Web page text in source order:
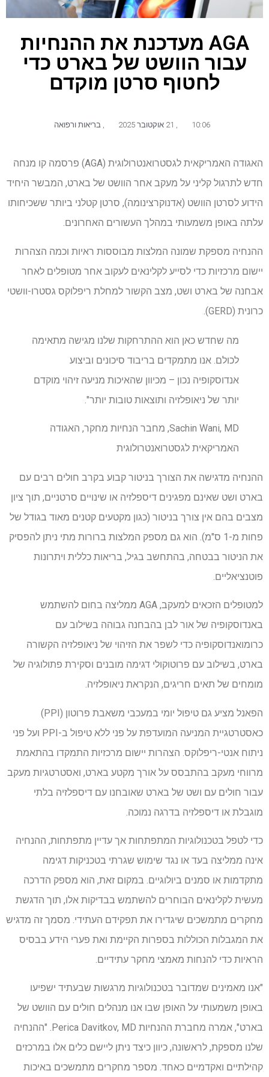
AGA מעדכנת את ההנחיות
עבור הוושט של בארט כדי
לחטוף סרטן מוקדם
10:06 בריאות ורפואה
האגודה האמריקאית לגסטרואנטרולוגית (AGA) פרסמה קו מנחה
חדש לתרגול קליני על מעקב אחר הוושט של בארט, המבשר היחיד
הידוע לסרטן הוושט (אדנוקרצינומה), סרטן קטלני ביותר ששכיחותו
עלתה באופן משמעותי במהלך העשורים האחרונים.
ההנחיה מספקת שמונה המלצות מבוססות ראיות וכמה הצהרות
יישום מרכזיות כדי לסייע לקלינאים לעקוב אחר מטופלים לאחר
אבחנה של בארט ושט, מצב הקשור למחלת ריפלוקס גסטרו-וושטי
כרונית (GERD).
מה שחדש כאן הוא ההתרחקות שלנו מגישה מתאימה
לכולם. אנו מתמקדים בריבוד סיכונים וביצוע
אנדוסקופיה נכון – מכיוון שהאיכות מניעה זיהוי מוקדם
יותר של ניאופלזיה ותוצאות טובות יותר".
Sachin Wani, MD, מחבר הנחיות מחקר, האגודה
האמריקאית לגסטרואנטרולוגית
ההנחיה מדגישה את הצורך בניטור קבוע בקרב חולים רבים עם
בארט ושט שאינם מפגינים דיספלזיה או שינויים סרטניים, תוך ציון
מצבים בהם אין צורך בניטור (כגון מקטעים קטנים מאוד בגודל של
פחות מ-1 ס"מ). הוא גם מספק המלצות ברורות מתי ניתן להפסיק
את הניטור בבטחה, בהתחשב בגיל, בריאות כללית ויתרונות
פוטנציאליים.
למטופלים הזכאים למעקב, AGA ממליצה בחום להשתמש
באנדוסקופיה של אור לבן בהבחנה גבוהה בשילוב עם
כרומואנדוסקופיה כדי לשפר את הזיהוי של ניאופלזיה הקשורה
בארט, בשילוב עם פרוטוקולי דגימה מובנים וסקירת פתולוגיה של
מומחים של תאים חריגים, הנקראת ניאופלזיה.
הפאנל מציע גם טיפול יומי במעכבי משאבת פרוטון (PPI)
כאסטרטגיית המניעה המועדפת על פני ללא טיפול ב-PPI ועל פני
ניתוח אנטי-ריפלוקס. הצהרות יישום מרכזיות התמקדו בהתאמת
מרווחי מעקב בהתבסס על אורך מקטע בארט, ואסטרטגיות מעקב
עבור חולים עם ושט של בארט שאובחנו עם דיספלזיה בלתי
מוגבלת או דיספלזיה בדרגה נמוכה.
כדי לטפל בטכנולוגיות המתפתחות אך עדיין מתפתחות, ההנחיה
אינה ממליצה בעד או נגד שימוש שגרתי בטכניקות דגימה
מתקדמות או סמנים ביולוגיים. במקום זאת, הוא מספק הדרכה
מעשית לקלינאים הבוחרים להשתמש בבדיקות אלו, תוך הדגשת
מחקרים מתמשכים שיגדירו את תפקידם העתידי. מסמך זה מדגיש
את המגבלות הכוללות בספרות הקיימת ואת פערי הידע בבסיס
הראיות כדי להנחות מאמצי מחקר עתידיים.
"אנו מאמינים שמדובר בטכנולוגיות מרגשות שבעתיד ישפיעו
באופן משמעותי על האופן שבו אנו מנהלים חולים עם הוושט של
בארט", אמרה מחברת ההנחיות Perica Davitkov, MD. "ההנחיה
שלנו מספקת, לראשונה, כיוון כיצד ניתן ליישם כלים אלו במרכזים
קהילתיים ואקדמיים כאחד. מספר מחקרים מתמשכים באיכות